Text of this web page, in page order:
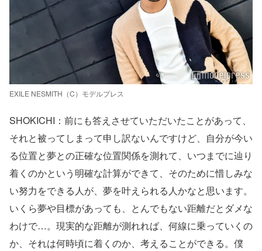
EXILE NESMITH（C）モデルプレス
SHOKICHI：前にも答えさせていただいたことがあって、
それと被ってしまって申し訳ないんですけど、自分が今い
る位置と夢との正確な位置関係を測れて、いつまでに辿り
着くのかという明確な計算ができて、そのために惜しみな
い努力をできる人が、夢を叶えられる人かなと思います。
いくら夢や目標があっても、とんでもない距離だとダメな
わけで…。現実的な距離が測れれば、何線に乗っていくの
か、それは何時頃に着くのか、考えることができる。僕